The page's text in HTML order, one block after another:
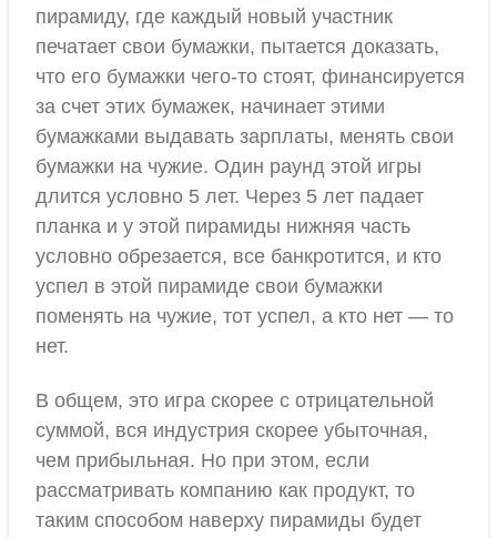
пирамиду, где каждый новый участник
печатает свои бумажки, пытается доказать,
что его бумажки чего-то стоят, финансируется
за счет этих бумажек, начинает этими
бумажками выдавать зарплаты, менять свои
бумажки на чужие. Один раунд этой игры
длится условно 5 лет. Через 5 лет падает
планка и у этой пирамиды нижняя часть
условно обрезается, все банкротится, и кто
успел в этой пирамиде свои бумажки
поменять на чужие, тот успел, а кто нет — то
нет.
В общем, это игра скорее с отрицательной
суммой, вся индустрия скорее убыточная,
чем прибыльная. Но при этом, если
рассматривать компанию как продукт, то
таким способом наверху пирамиды будет